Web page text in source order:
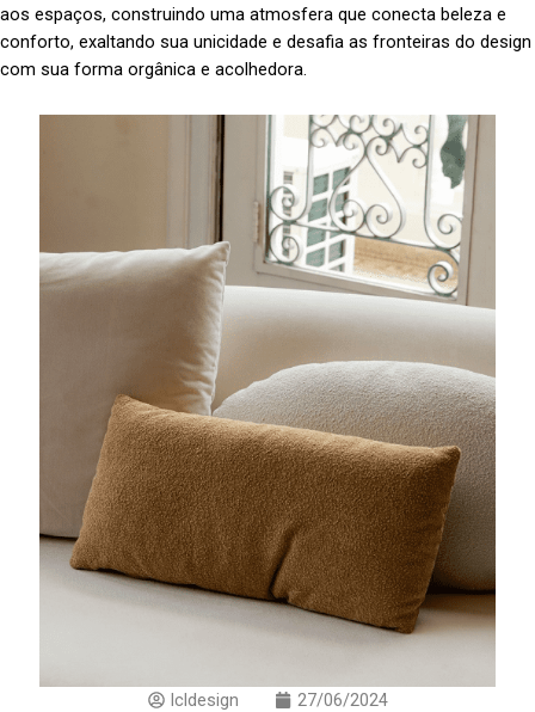
aos espaços, construindo uma atmosfera que conecta beleza e
conforto, exaltando sua unicidade e desafia as fronteiras do design
com sua forma orgânica e acolhedora.
lcldesign 27/06/2024